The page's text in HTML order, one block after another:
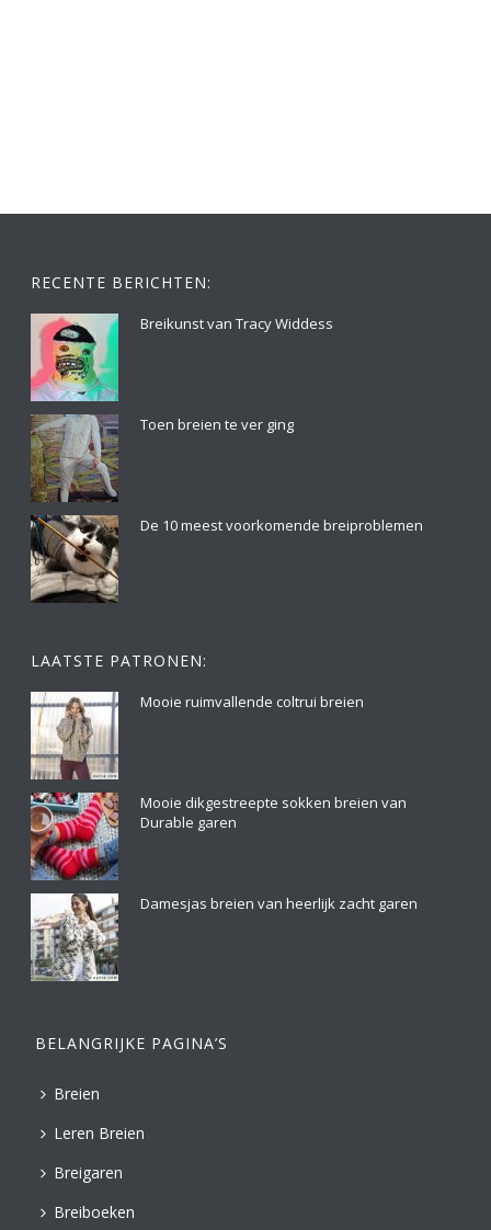
RECENTE BERICHTEN:
Breikunst van Tracy Widdess
Toen breien te ver ging
De 10 meest voorkomende breiproblemen
LAATSTE PATRONEN:
Mooie ruimvallende coltrui breien
Mooie dikgestreepte sokken breien van
Durable garen
Damesjas breien van heerlijk zacht garen
BELANGRIJKE PAGINA’S
Breien
Leren Breien
Breigaren
Breiboeken